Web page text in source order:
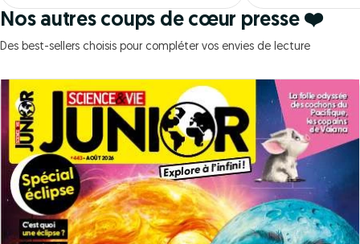
Nos autres coups de cœur presse ❤️
Des best-sellers choisis pour compléter vos envies de lecture